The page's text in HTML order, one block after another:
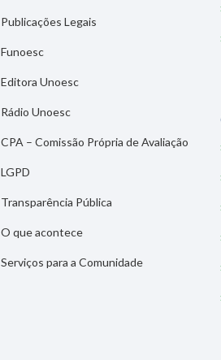
Publicações Legais
Funoesc
Editora Unoesc
Rádio Unoesc
CPA – Comissão Própria de Avaliação
LGPD
Transparência Pública
O que acontece
Serviços para a Comunidade